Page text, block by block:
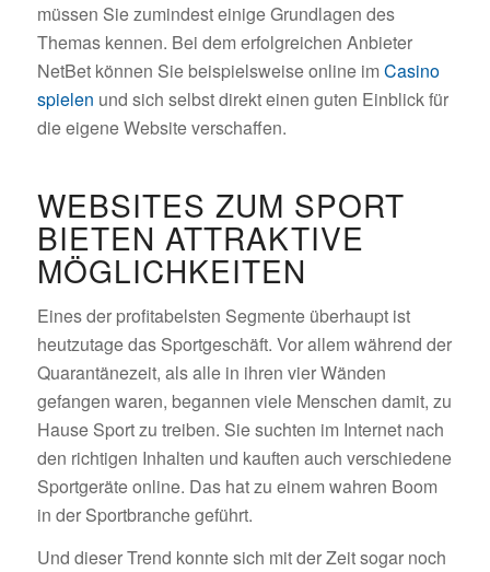
müssen Sie zumindest einige Grundlagen des
Themas kennen. Bei dem erfolgreichen Anbieter
NetBet können Sie beispielsweise online imCasino
spielen und sich selbst direkt einen guten Einblick für
die eigene Website verschaffen.
WEBSITES ZUM SPORT
BIETEN ATTRAKTIVE
MÖGLICHKEITEN
Eines der profitabelsten Segmente überhaupt ist
heutzutage das Sportgeschäft. Vor allem während der
Quarantänezeit, als alle in ihren vier Wänden
gefangen waren, begannen viele Menschen damit, zu
Hause Sport zu treiben. Sie suchten im Internet nach
den richtigen Inhalten und kauften auch verschiedene
Sportgeräte online. Das hat zu einem wahren Boom
in der Sportbranche geführt.
Und dieser Trend konnte sich mit der Zeit sogar noch